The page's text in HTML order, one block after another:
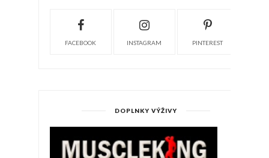
FACEBOOK INSTAGRAM PINTEREST
DOPLNKY VÝŽIVY